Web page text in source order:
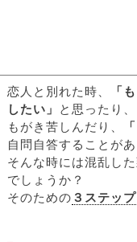
恋人と別れた時、
「
したい」
と思ったり、
もがき苦しんだり、
自問自答することが
そんな時には混乱し
でしょうか？
そのための ３ステップ